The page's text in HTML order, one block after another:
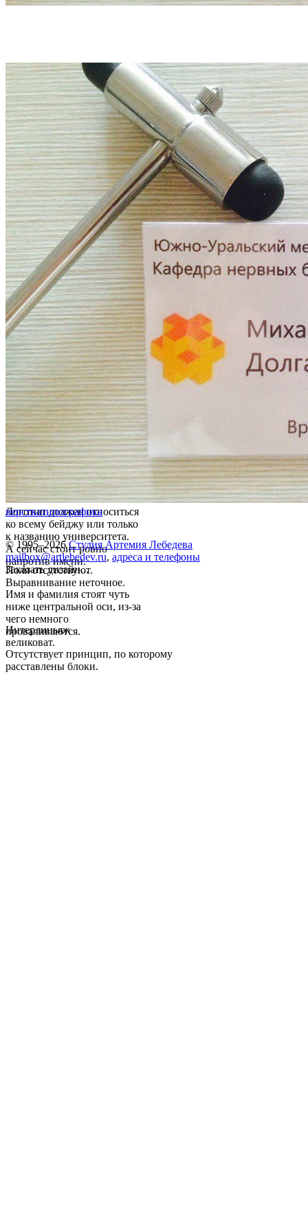
Логотип должен относиться
ко всему бейджу или только
к названию университета.
А сейчас стоит ровно
напротив имени.
Поля отсутствуют.
Выравнивание неточное.
Имя и фамилия стоят чуть
ниже центральной оси, из-за
чего немного
проваливаются.
Интерлиньяж
великоват.
Отсутствует принцип, по которому
расставлены блоки.
версткатипографика
© 1995–2026 Студия Артемия Лебедева
mailbox@artlebedev.ru, адреса и телефоны
Заказать дизайн...